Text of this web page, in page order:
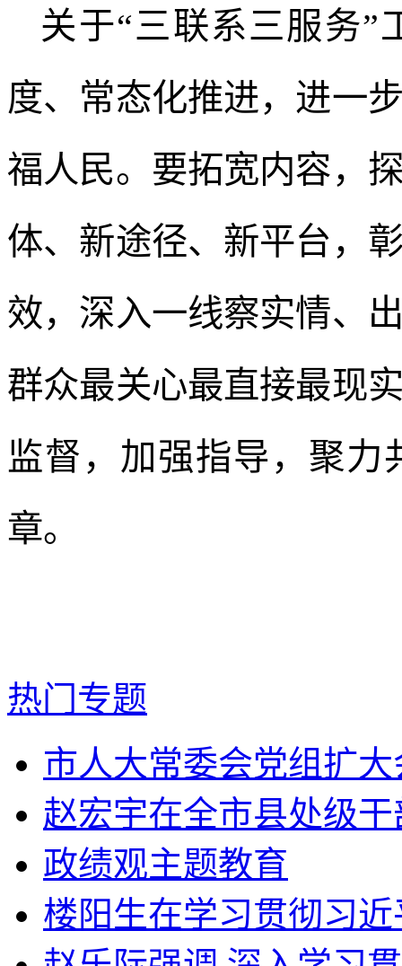
关于“三联系三服务”
度、常态化推进，进一
福人民。要拓宽内容，
体、新途径、新平台，
效，深入一线察实情、
群众最关心最直接最现
监督，加强指导，聚力
章。
热门专题
市人大常委会党组扩
赵宏宇在全市县处级
政绩观主题教育
楼阳生在学习贯彻习